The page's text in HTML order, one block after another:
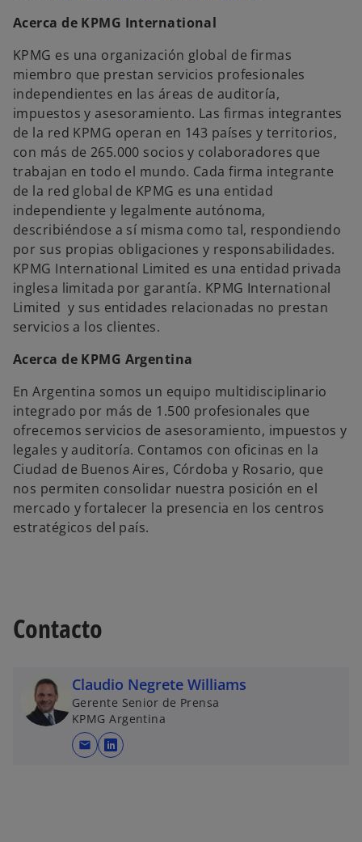
Acerca de KPMG International
KPMG es una organización global de firmas
miembro que prestan servicios profesionales
independientes en las áreas de auditoría,
impuestos y asesoramiento. Las firmas integrantes
de la red KPMG operan en 143 países y territorios,
con más de 265.000 socios y colaboradores que
trabajan en todo el mundo. Cada firma integrante
de la red global de KPMG es una entidad
independiente y legalmente autónoma,
describiéndose a sí misma como tal, respondiendo
por sus propias obligaciones y responsabilidades.
KPMG International Limited es una entidad privada
inglesa limitada por garantía. KPMG International
Limited y sus entidades relacionadas no prestan
servicios a los clientes.
Acerca de KPMG Argentina
En Argentina somos un equipo multidisciplinario
integrado por más de 1.500 profesionales que
ofrecemos servicios de asesoramiento, impuestos y
legales y auditoría. Contamos con oficinas en la
Ciudad de Buenos Aires, Córdoba y Rosario, que
nos permiten consolidar nuestra posición en el
mercado y fortalecer la presencia en los centros
estratégicos del país.
Contacto
Claudio Negrete Williams
Gerente Senior de Prensa
KPMG Argentina
mail
s